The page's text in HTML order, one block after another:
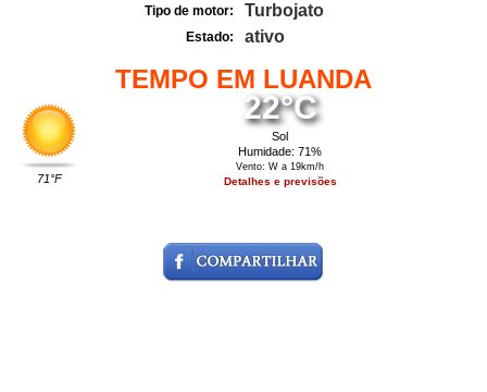
Tipo de motor: Turbojato
Estado: ativo
TEMPO EM LUANDA
71°F
22°C
Sol
Humidade: 71%
Vento: W a 19km/h
Detalhes e previsões